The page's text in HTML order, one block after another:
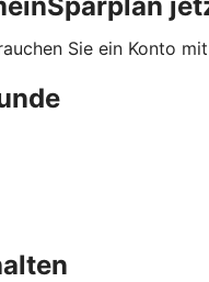
Sie ein Konto